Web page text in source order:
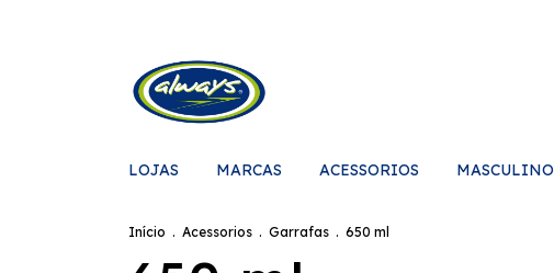
LOJAS MARCAS ACESSORIOS MASCULINO
Início . Acessorios . Garrafas . 650 ml